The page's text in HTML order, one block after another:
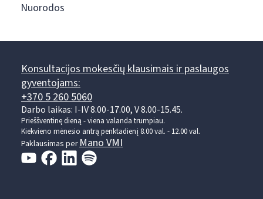
Nuorodos
Konsultacijos mokesčių klausimais ir paslaugos
gyventojams:
+370 5 260 5060
Darbo laikas: I-IV 8.00-17.00, V 8.00-15.45.
Prieššventinę dieną - viena valanda trumpiau.
Kiekvieno mėnesio antrą penktadienį 8.00 val. - 12.00 val.
Paklausimas perMano VMI